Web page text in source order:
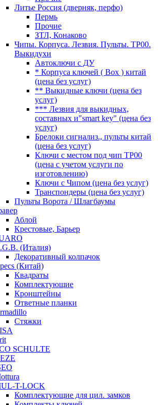
Литье Россия (дверняк, перфо)
Пермь
Прочие
ЗТЛ, Конаково
Чипы. Корпуса. Лезвия. Пульты. TP00.
Выкидухи
Автоключи с ДУ
* Корпуса ключей ( Box ) китай
(цена без услуг)
** Выкидные ключи (цена без
услуг)
*** Лезвия для выкидных,
составных и"smart key" (цена без
услуг)
Брелоки сигнализ., пульты китай
(цена без услуг)
Ключи с местом под чип TP00
(цена с учетом услуги по
изготовлению)
Ключи с Чипом (цена без услуг)
Транспондеры (цена без услуг)
Пульты Ворота / Шлагбаумы
Аблой
Крестовые, Барьер
(Италия)
Декоративный колпачок
(Китай)
Квадраты
Комплектующие
Кронштейны
Ответные планки
Стяжки
SCHULTE
T-LOCK
Комплектующие для цил. замков